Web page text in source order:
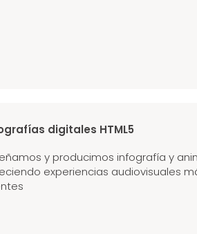
digitales HTML5
y producimos infografía y
experiencias audiovisuales